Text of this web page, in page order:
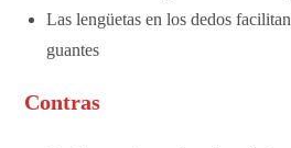
Las lengüetas en los dedos
guantes
Contras